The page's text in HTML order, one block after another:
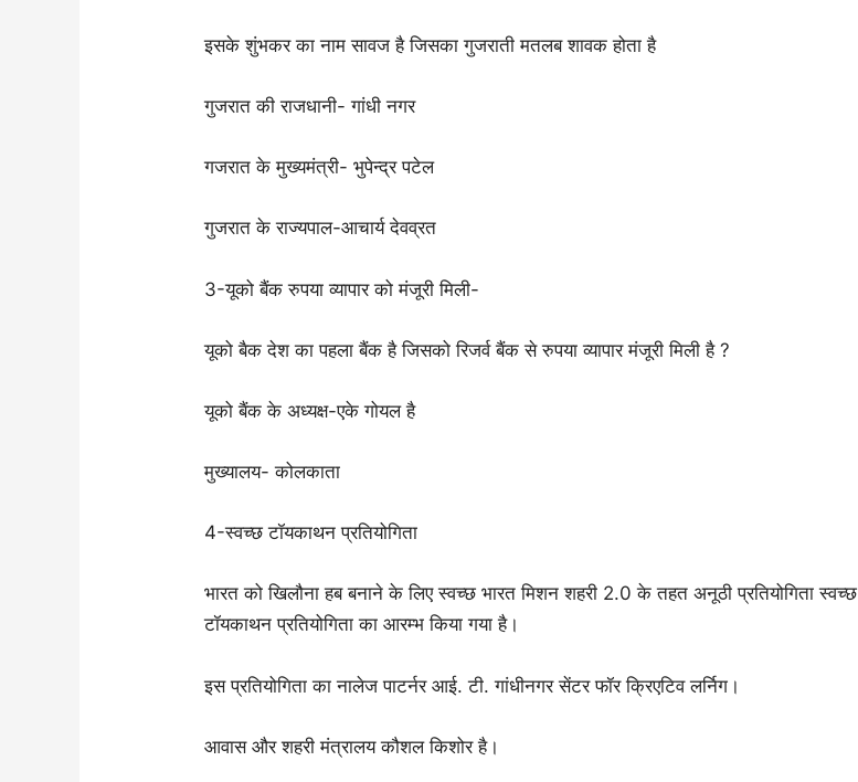
इसके शुंभकर का नाम सावज है जिसका गुजराती मतलब शावक होता है
गुजरात की राजधानी- गांधी नगर
गजरात के मुख्यमंत्री- भुपेन्द्र पटेल
गुजरात के राज्यपाल-आचार्य देवव्रत
3-यूको बैंक रुपया व्यापार को मंजूरी मिली-
यूको बैक देश का पहला बैंक है जिसको रिजर्व बैंक से रुपया व्यापार मंजूरी मिली है ?
यूको बैंक के अध्यक्ष-एके गोयल है
मुख्यालय- कोलकाता
4-स्वच्छ टॉयकाथन प्रतियोगिता
भारत को खिलौना हब बनाने के लिए स्वच्छ भारत मिशन शहरी 2.0 के तहत अनूठी प्रतियोगिता स्वच्छ
टॉयकाथन प्रतियोगिता का आरम्भ किया गया है।
इस प्रतियोगिता का नालेज पाटर्नर आई. टी. गांधीनगर सेंटर फॉर क्रिएटिव लर्निग।
आवास और शहरी मंत्रालय कौशल किशोर है।